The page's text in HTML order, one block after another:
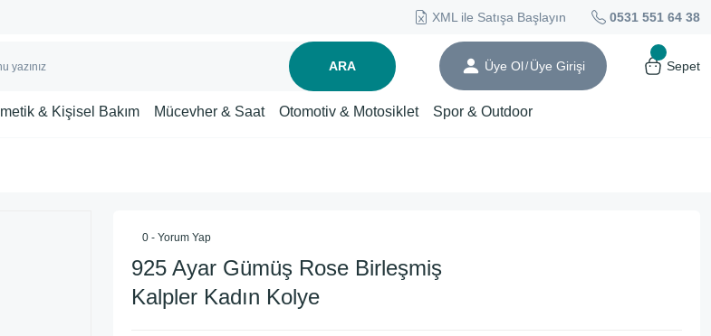
XML ile Satışa Başlayın 0531 551 64 38
ARA Üye Ol/ Üye Girişi Sepet
& Kişisel Bakım Mücevher & Saat Otomotiv & Motosiklet Spor & Outdoor
0 - Yorum Yap
925 Ayar Gümüş Rose Birleşmiş
Kalpler Kadın Kolye